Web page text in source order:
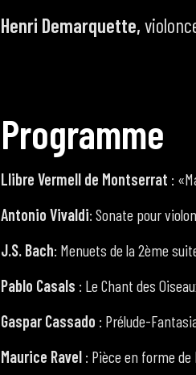
Henri Demarquette,
Programme
Llibre Vermell de Montserrat :
Antonio Vivaldi: Sonate pour
J.S. Bach: Menuets de la 2ème
Pablo Casals : Le Chant des
Gaspar Cassado : Prélude-
Maurice Ravel : Pièce en forme de